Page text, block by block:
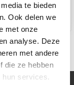
te bieden
Ook delen we
met onze
analyse. Deze
met andere
die ze hebben
services.